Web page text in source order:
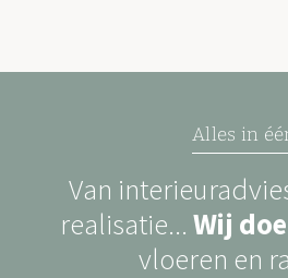
Alles in
Van
realisatie... Wij
vloeren en